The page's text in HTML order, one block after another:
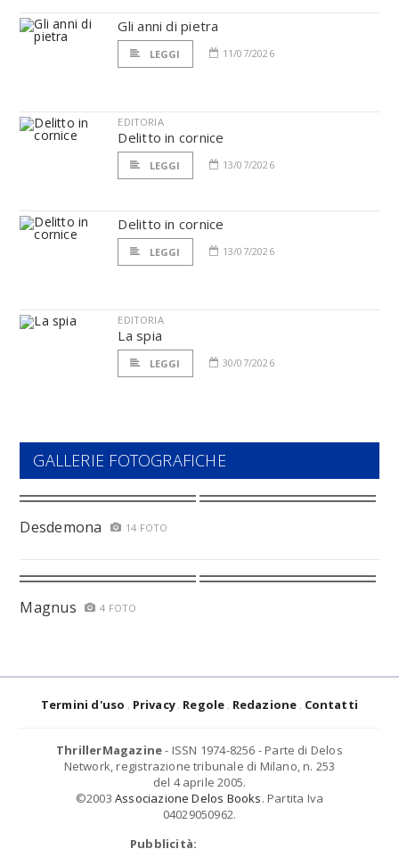
Gli anni di pietra
LEGGI 11/07/2026
EDITORIA
Delitto in cornice
LEGGI 13/07/2026
Delitto in cornice
LEGGI 13/07/2026
EDITORIA
La spia
LEGGI 30/07/2026
GALLERIE FOTOGRAFICHE
Desdemona 14 FOTO
Magnus 4 FOTO
Termini d'uso Privacy Regole Redazione Contatti
ThrillerMagazine- ISSN 1974-8256 - Parte di Delos
Network, registrazione tribunale di Milano, n. 253
del 4 aprile 2005.
©2003 Associazione Delos Books. Partita Iva
04029050962.
Pubblicità: